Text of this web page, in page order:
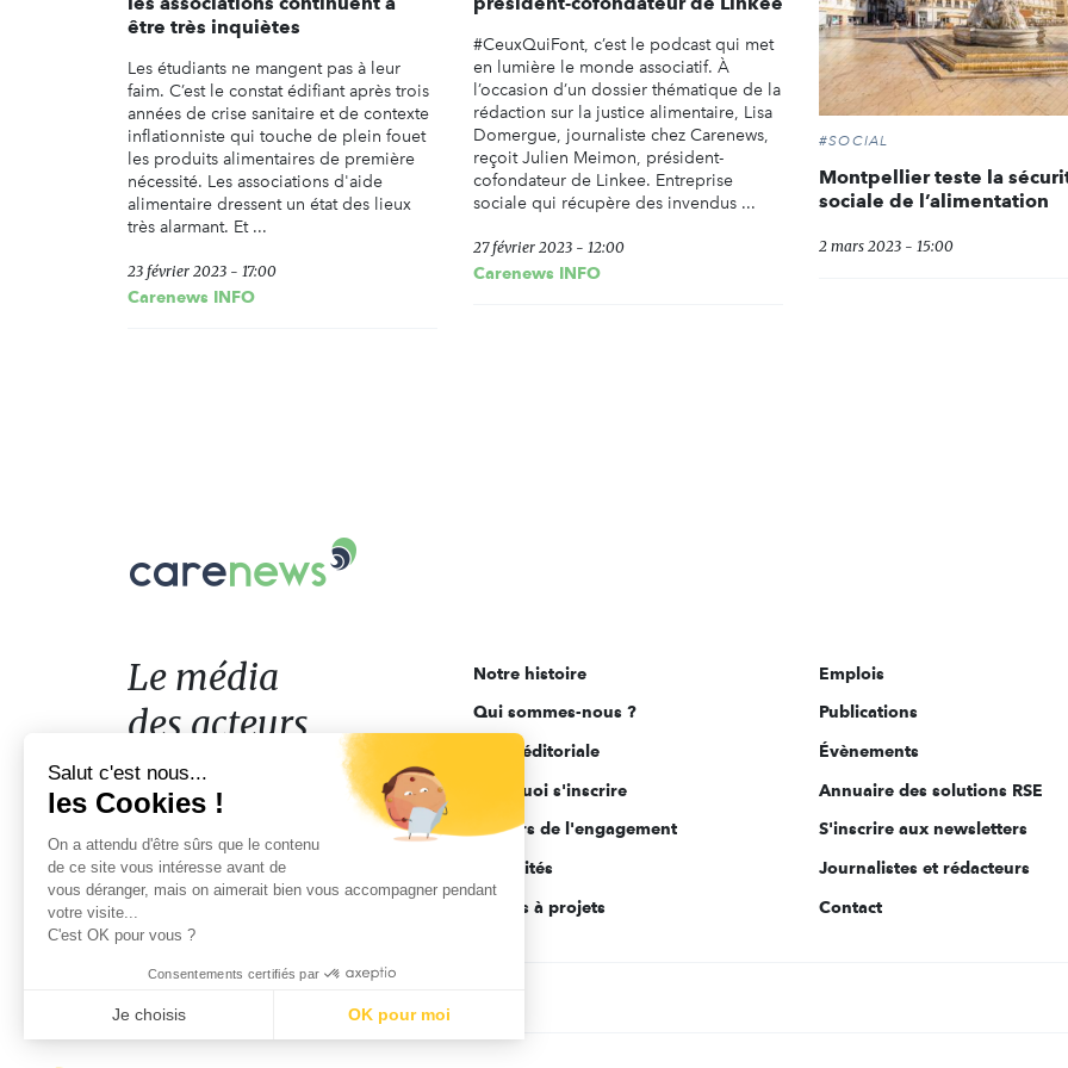
être très inquiètes
Les étudiants ne mangent pas à leur
faim. C’est le constat édifiant après trois
années de crise sanitaire et de contexte
inflationniste qui touche de plein fouet
les produits alimentaires de première
nécessité. Les associations d'aide
alimentaire dressent un état des lieux
très alarmant. Et ...
23 février 2023 - 17:00
Carenews INFO
#CeuxQuiFont, c’est le podcast qui met
en lumière le monde associatif. À
l’occasion d’un dossier thématique de la
rédaction sur la justice alimentaire, Lisa
Domergue, journaliste chez Carenews,
reçoit Julien Meimon, président-
cofondateur de Linkee. Entreprise
sociale qui récupère des invendus ...
27 février 2023 - 12:00
Carenews INFO
#SOCIAL
Montpellier teste la
sociale de l’alimentation
2 mars 2023 - 15:00
Le
acteurs
de
l'engagement
Le média
des acteurs
de l'engagement
Notre histoire
Qui sommes-nous ?
Ligne éditoriale
Pourquoi s'inscrire
Acteurs de l'engagement
Actualités
Appels à projets
Emplois
Publications
Évènements
Annuaire des solutions RSE
S'inscrire aux newsletters
Journalistes et rédacteurs
Contact
Salut c'est nous...
les Cookies !
On a attendu d'être sûrs que le contenu
de ce site vous intéresse avant de
vous déranger, mais on aimerait bien vous accompagner pendant
votre visite...
C'est OK pour vous ?
Consentements certifiés par
Je choisis OK pour moi